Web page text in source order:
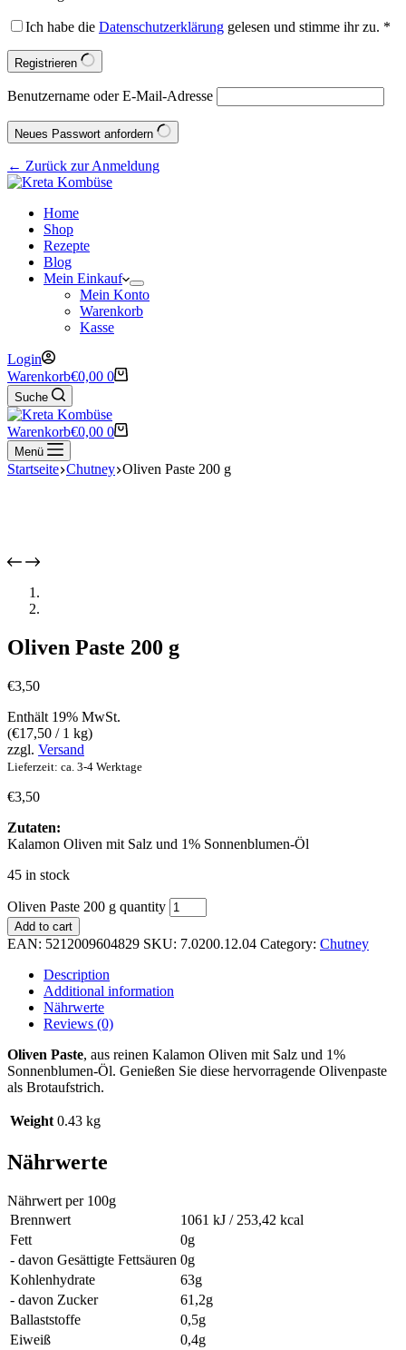
Ich habe die Datenschutzerklärung gelesen und stimme ihr zu. *
Registrieren
Benutzername oder E-Mail-Adresse
Neues Passwort anfordern
← Zurück zur Anmeldung
Home
Shop
Rezepte
Blog
Mein Einkauf
Mein Konto
Warenkorb
Kasse
Login
Warenkorb€0,00 0
Suche
Warenkorb€0,00 0
Menü
Startseite Chutney Oliven Paste 200 g
Oliven Paste 200 g
€3,50
Enthält 19% MwSt.
(€17,50 / 1 kg)
zzgl. Versand
Lieferzeit: ca. 3-4 Werktage
€3,50
Zutaten:
Kalamon Oliven mit Salz und 1% Sonnenblumen-Öl
45 in stock
Oliven Paste 200 g quantity
Add to cart
EAN: 5212009604829 SKU: 7.0200.12.04 Category: Chutney
Description
Additional information
Nährwerte
Reviews (0)
Oliven Paste, aus reinen Kalamon Oliven mit Salz und 1%
Sonnenblumen-Öl. Genießen Sie diese hervorragende Olivenpaste
als Brotaufstrich.
Weight 0.43 kg
Nährwerte
Nährwert per 100g
Brennwert
1061 kJ / 253,42 kcal
Fett
0g
- davon Gesättigte Fettsäuren 0g
Kohlenhydrate
63g
- davon Zucker
61,2g
Ballaststoffe
0,5g
Eiweiß
0,4g